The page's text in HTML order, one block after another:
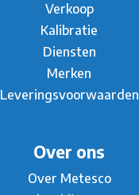
Verkoop
Kalibratie
Diensten
Merken
Leveringsvoorwaarden
Over ons
Over Metesco